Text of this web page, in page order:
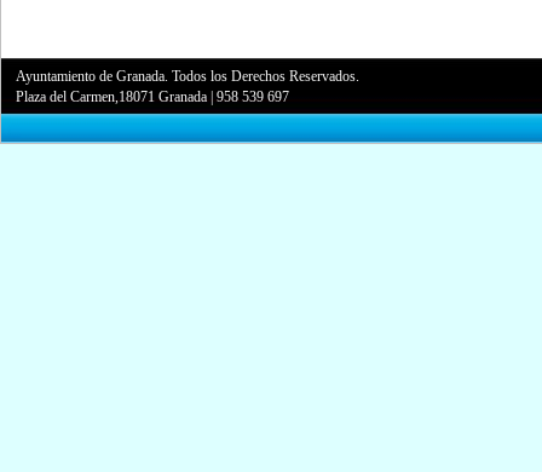
Ayuntamiento de Granada. Todos los Derechos Reservados.
Plaza del Carmen,18071 Granada |958 539 697